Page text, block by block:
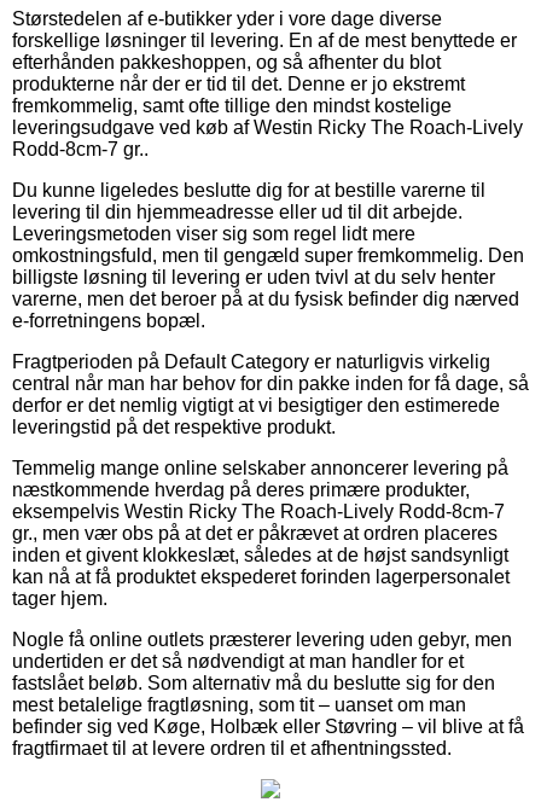
Størstedelen af e-butikker yder i vore dage diverse
forskellige løsninger til levering. En af de mest benyttede er
efterhånden pakkeshoppen, og så afhenter du blot
produkterne når der er tid til det. Denne er jo ekstremt
fremkommelig, samt ofte tillige den mindst kostelige
leveringsudgave ved køb af Westin Ricky The Roach-Lively
Rodd-8cm-7 gr..
Du kunne ligeledes beslutte dig for at bestille varerne til
levering til din hjemmeadresse eller ud til dit arbejde.
Leveringsmetoden viser sig som regel lidt mere
omkostningsfuld, men til gengæld super fremkommelig. Den
billigste løsning til levering er uden tvivl at du selv henter
varerne, men det beroer på at du fysisk befinder dig nærved
e-forretningens bopæl.
Fragtperioden på Default Category er naturligvis virkelig
central når man har behov for din pakke inden for få dage, så
derfor er det nemlig vigtigt at vi besigtiger den estimerede
leveringstid på det respektive produkt.
Temmelig mange online selskaber annoncerer levering på
næstkommende hverdag på deres primære produkter,
eksempelvis Westin Ricky The Roach-Lively Rodd-8cm-7
gr., men vær obs på at det er påkrævet at ordren placeres
inden et givent klokkeslæt, således at de højst sandsynligt
kan nå at få produktet ekspederet forinden lagerpersonalet
tager hjem.
Nogle få online outlets præsterer levering uden gebyr, men
undertiden er det så nødvendigt at man handler for et
fastslået beløb. Som alternativ må du beslutte sig for den
mest betalelige fragtløsning, som tit – uanset om man
befinder sig ved Køge, Holbæk eller Støvring – vil blive at få
fragtfirmaet til at levere ordren til et afhentningssted.